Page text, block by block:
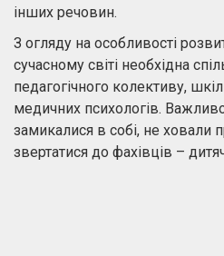
інших речовин.
З огляду на особливості
сучасному світі необхідна
педагогічного колективу,
медичних психологів.
замикалися в собі, не ховали
звертатися до фахівців –